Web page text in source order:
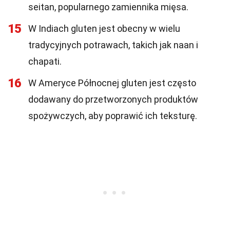
seitan, popularnego zamiennika mięsa.
15
W Indiach gluten jest obecny w wielu
tradycyjnych potrawach, takich jak naan i
chapati.
16
W Ameryce Północnej gluten jest często
dodawany do przetworzonych produktów
spożywczych, aby poprawić ich teksturę.